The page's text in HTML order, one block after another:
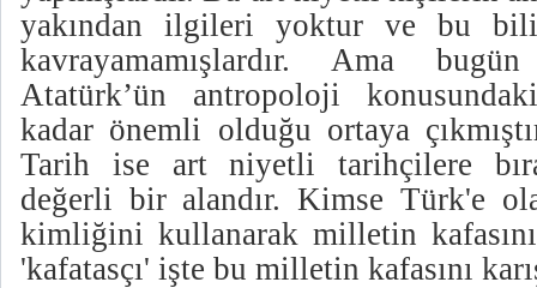
yakından ilgileri yoktur ve bu
kavrayamamışlardır. Ama
Atatürk’ün antropoloji
kadar önemli olduğu ortaya
Tarih ise art niyetli tarihçilere
değerli bir alandır. Kimse Türk'e
kimliğini kullanarak milletin kafasını
'kafatasçı' işte bu milletin kafasını